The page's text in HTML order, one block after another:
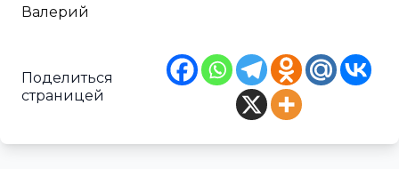
Валерий
Поделиться
страницей